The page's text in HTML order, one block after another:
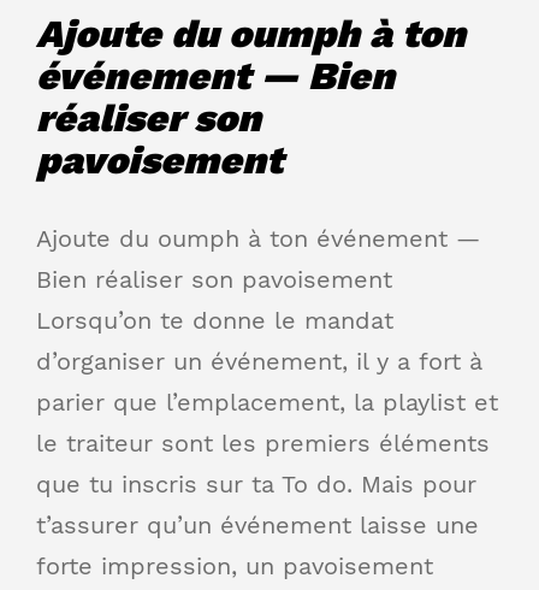
Ajoute du oumph à ton
événement — Bien
réaliser son
pavoisement
Ajoute du oumph à ton événement —
Bien réaliser son pavoisement
Lorsqu’on te donne le mandat
d’organiser un événement, il y a fort à
parier que l’emplacement, la playlist et
le traiteur sont les premiers éléments
que tu inscris sur ta To do. Mais pour
t’assurer qu’un événement laisse une
forte impression, un pavoisement